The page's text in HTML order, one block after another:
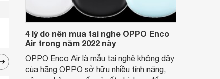
4 lý do nên mua tai nghe OPPO Enco
Air trong năm 2022 này
OPPO Enco Air là mẫu tai nghê không dây
của hãng OPPO sở hữu nhiều tính năng,